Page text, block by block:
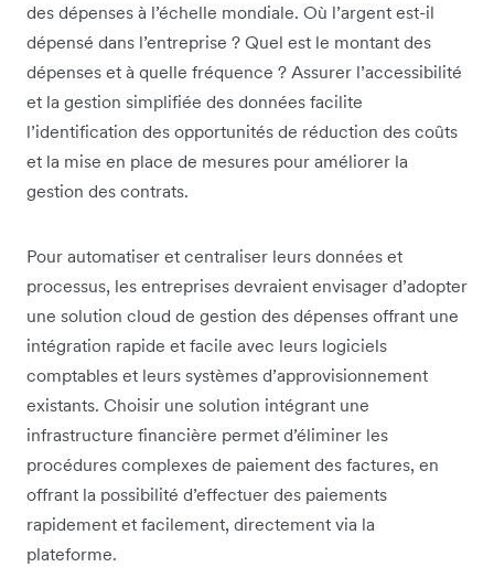
des dépenses à l’échelle mondiale. Où l’argent est-il
dépensé dans l’entreprise ? Quel est le montant des
dépenses et à quelle fréquence ? Assurer l’accessibilité
et la gestion simplifiée des données facilite
l’identification des opportunités de réduction des coûts
et la mise en place de mesures pour améliorer la
gestion des contrats.
Pour automatiser et centraliser leurs données et
processus, les entreprises devraient envisager d’adopter
une solution cloud de gestion des dépenses offrant une
intégration rapide et facile avec leurs logiciels
comptables et leurs systèmes d’approvisionnement
existants. Choisir une solution intégrant une
infrastructure financière permet d’éliminer les
procédures complexes de paiement des factures, en
offrant la possibilité d’effectuer des paiements
rapidement et facilement, directement via la
plateforme.